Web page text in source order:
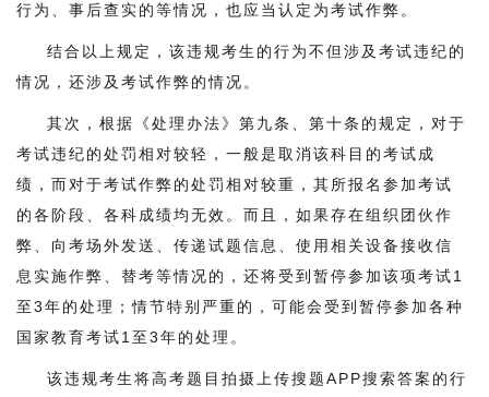
行为、事后查实的等情况，也应当认定为考试作弊。
结合以上规定，该违规考生的行为不但涉及考试违纪的
情况，还涉及考试作弊的情况。
其次，根据《处理办法》第九条、第十条的规定，对于
考试违纪的处罚相对较轻，一般是取消该科目的考试成
绩，而对于考试作弊的处罚相对较重，其所报名参加考试
的各阶段、各科成绩均无效。而且，如果存在组织团伙作
弊、向考场外发送、传递试题信息、使用相关设备接收信
息实施作弊、替考等情况的，还将受到暂停参加该项考试1
至3年的处理；情节特别严重的，可能会受到暂停参加各种
国家教育考试1至3年的处理。
该违规考生将高考题目拍摄上传搜题APP搜索答案的行